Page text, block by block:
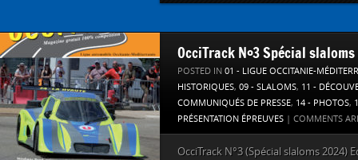
OcciTrack N°3 Spécial
POSTED IN 01 - LIGUE OCCITANIE-
HISTORIQUES, 09 - SLALOMS, 11 -
COMMUNIQUÉS DE PRESSE, 14 - PHOTOS,
PRÉSENTATION ÉPREUVES | COMMENTS
OcciTrack N°3 (Spécial slaloms 2024)